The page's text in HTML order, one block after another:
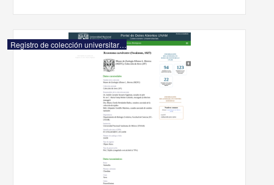
Registro de colección universitaria